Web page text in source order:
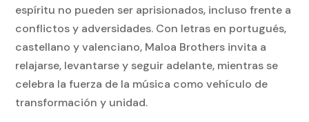
espíritu no pueden ser aprisionados, incluso frente a
conflictos y adversidades. Con letras en portugués,
castellano y valenciano, Maloa Brothers invita a
relajarse, levantarse y seguir adelante, mientras se
celebra la fuerza de la música como vehículo de
transformación y unidad.